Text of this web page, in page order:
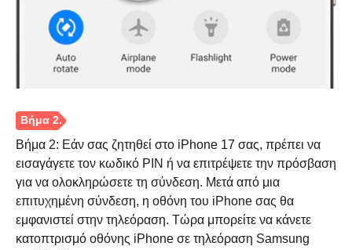
Βήμα 1.
Βήμα 2: Εάν σας ζητηθεί στο iPhone 17 σας, πρέπει να
εισαγάγετε τον κωδικό PIN ή να επιτρέψετε την πρόσβαση
για να ολοκληρώσετε τη σύνδεση. Μετά από μια
επιτυχημένη σύνδεση, η οθόνη του iPhone σας θα
εμφανιστεί στην τηλεόραση. Τώρα μπορείτε να κάνετε
κατοπτρισμό οθόνης iPhone σε τηλεόραση Samsung